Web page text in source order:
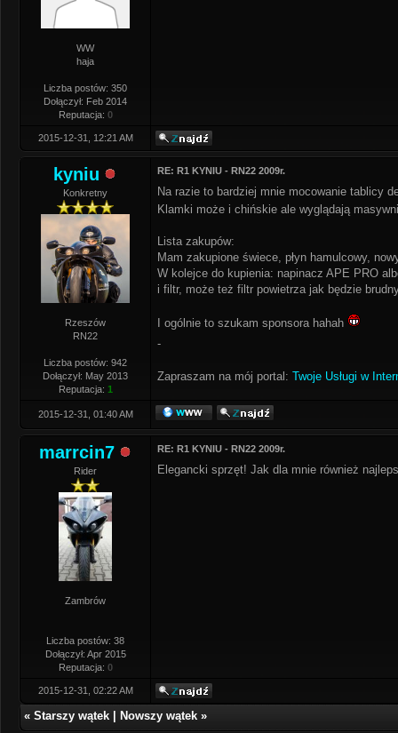
WW
haja
Liczba postów: 350
Dołączył: Feb 2014
Reputacja: 0
2015-12-31, 12:21 AM
kyniu
Konkretny
Rzeszów
RN22
Liczba postów: 942
Dołączył: May 2013
Reputacja: 1
RE: R1 KYNIU - RN22 2009r.
Na razie to bardziej mnie mocowanie tablicy
Klamki może i chińskie ale wyglądają
Lista zakupów:
Mam zakupione świece, płyn hamulcowy,
W kolejce do kupienia: napinacz APE PRO
i filtr, może też filtr powietrza jak będzie
I ogólnie to szukam sponsora hahah
-
Zapraszam na mój portal: Twoje Usługi w
2015-12-31, 01:40 AM
marrcin7
Rider
Zambrów
Liczba postów: 38
Dołączył: Apr 2015
Reputacja: 0
RE: R1 KYNIU - RN22 2009r.
Elegancki sprzęt! Jak dla mnie również
2015-12-31, 02:22 AM
« Starszy wątek Nowszy wątek »